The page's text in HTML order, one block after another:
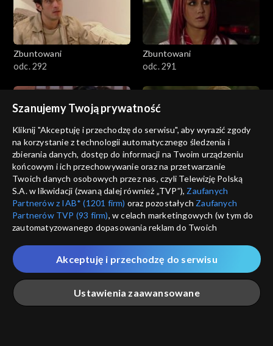
Zbuntowani
odc. 292
Zbuntowani
odc. 291
Zbuntowani
odc. 290
Zbuntowani
odc. 289
Zbuntowani
odc. 288
Zbuntowani
odc. 287
Szanujemy Twoją prywatność
Kliknij "Akceptuję i przechodzę do serwisu", aby wyrazić zgody
na korzystanie z technologii automatycznego śledzenia i
zbierania danych, dostęp do informacji na Twoim urządzeniu
końcowym i ich przechowywanie oraz na przetwarzanie
Twoich danych osobowych przez nas, czyli Telewizję Polską
S.A. w likwidacji (zwaną dalej również „TVP”), Zaufanych
Partnerów z IAB* (1201 firm) oraz pozostałych Zaufanych
Partnerów TVP (93 firm), w celach marketingowych (w tym do
zautomatyzowanego dopasowania reklam do Twoich
które wskazujemy poniżej, a także zgody na udostępnianie
przez nas identyfikatora PPID do Google.
Twoje dane osobowe zbierane podczas odwiedzania przez
Ciebie naszych
poszczególnych serwisówzwanych dalej
„Portalem”, w tym informacje zapisywane za pomocą
Ustawienia zaawansowane
Akceptuję i przechodzę do serwisu